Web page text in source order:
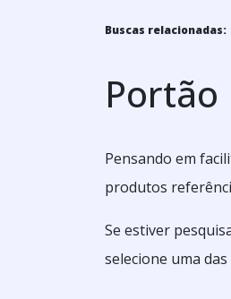
Buscas relacionadas:
Portão
Pensando em
produtos
Se estiver
selecione uma